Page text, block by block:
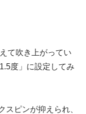
て吹き上がってい
度」に設定してみ
スピンが抑えられ、